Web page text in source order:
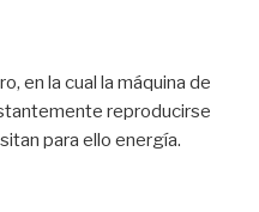
en la cual la máquina de
reproducirse
para ello energía.